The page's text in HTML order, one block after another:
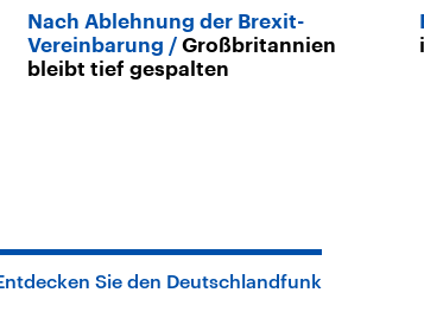
Nach Ablehnung der Brexit-
Vereinbarung
Großbritannien
bleibt tief gespalten
Sie den Deutschlandfunk